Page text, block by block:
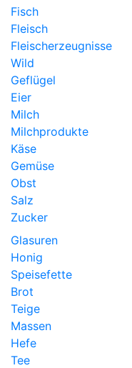
Fisch
Fleisch
Fleischerzeugnisse
Wild
Geflügel
Eier
Milch
Milchprodukte
Käse
Gemüse
Obst
Salz
Zucker
Glasuren
Honig
Speisefette
Brot
Teige
Massen
Hefe
Tee